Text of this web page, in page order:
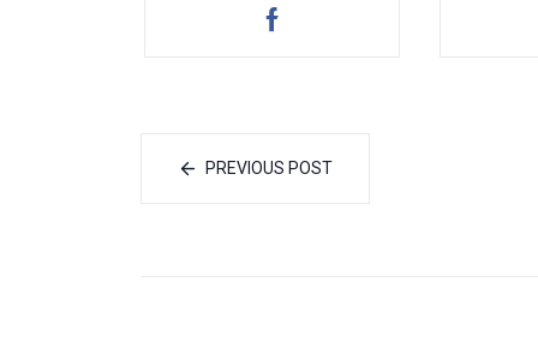
PREVIOUS POST